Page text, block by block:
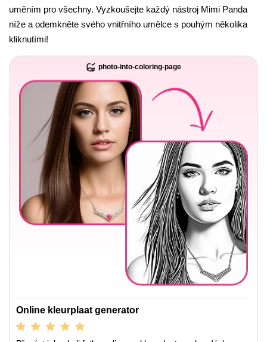
uměním pro všechny. Vyzkoušejte každý nástroj Mimi Panda
níže a odemkněte svého vnitřního umělce s pouhým několika
kliknutími!
photo-into-coloring-page
Online kleurplaat generator